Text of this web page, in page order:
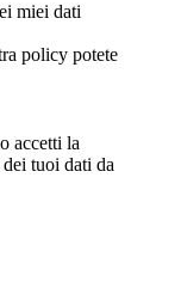
miei dati
policy potete
accetti la
tuoi dati da